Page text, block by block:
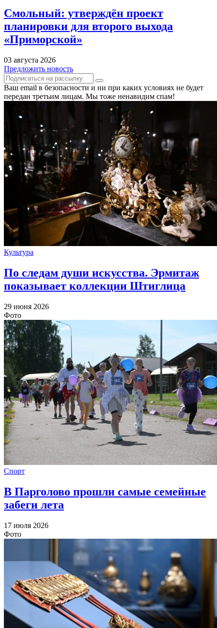
Смольный: утверждён проект
планировки для второго выхода
«Приморской»
03 августа 2026
Предложить новость
Ваш email в безопасности и ни при каких условиях не будет
передан третьим лицам. Мы тоже ненавидим спам!
Культура
По следам души искусства. Эрмитаж
показывает коллекции Штиглица
29 июня 2026
Фото
Спорт
В Парголово прошли самые семейные
забеги лета
17 июля 2026
Фото